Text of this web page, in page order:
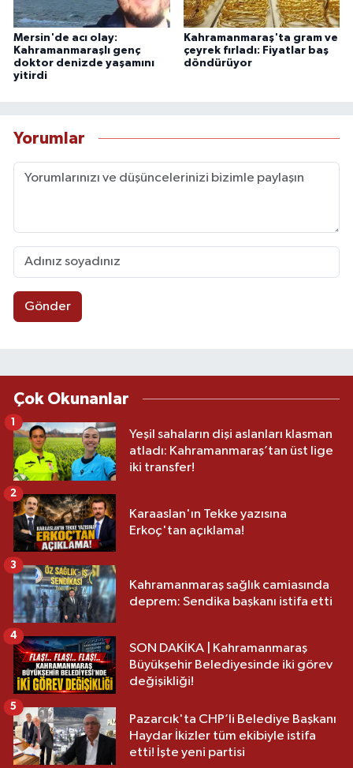
Mersin'de acı olay:
Kahramanmaraşlı genç
doktor denizde yaşamını
yitirdi
Kahramanmaraş'ta gram ve
çeyrek fırladı: Fiyatlar baş
döndürüyor
Yorumlar
Gönder
Çok Okunanlar
Yeşil sahaların dişi aslanları klasman
atladı: Kahramanmaraş’tan üst lige
iki transfer!
1
Karaaslan'ın Tekke yazısına
Erkoç'tan açıklama!
2
Kahramanmaraş sağlık camiasında
deprem: Sendika başkanı istifa etti
3
SON DAKİKA | Kahramanmaraş
Büyükşehir Belediyesinde iki görev
değişikliği!
4
Pazarcık'ta CHP’li Belediye Başkanı
Haydar İkizler tüm ekibiyle istifa
etti! İşte yeni partisi
5